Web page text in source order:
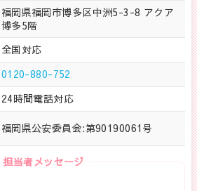
福岡県福岡市博多区中洲5-3-8 アクア
博多5階
全国対応
0120-880-752
24時間電話対応
福岡県公安委員会:第90190061号
担当者メッセージ